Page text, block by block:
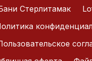
Стерлитамак